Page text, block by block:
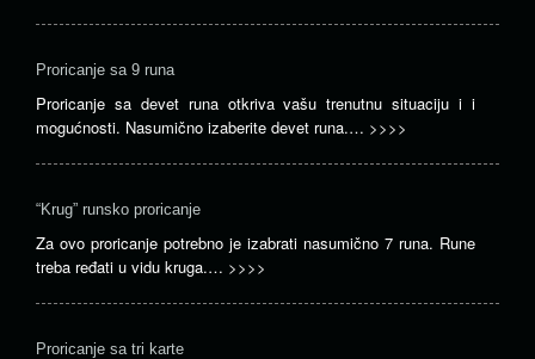
Proricanje sa 9 runa
Proricanje sa devet runa otkriva vašu trenutnu situaciju i i
mogućnosti. Nasumično izaberite devet runa.… >>>>
“Krug” runsko proricanje
Za ovo proricanje potrebno je izabrati nasumično 7 runa. Rune
treba ređati u vidu kruga.… >>>>
Proricanje sa tri karte